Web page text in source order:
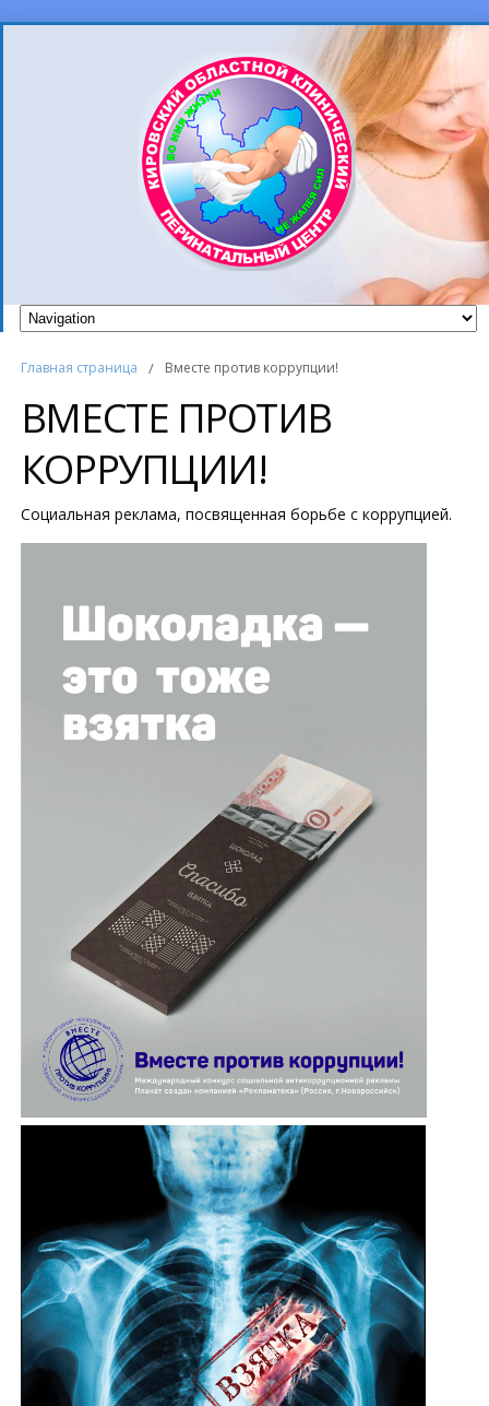
Главная страница / Вместе против коррупции!
ВМЕСТЕ ПРОТИВ
КОРРУПЦИИ!
Социальная реклама, посвященная борьбе с коррупцией.